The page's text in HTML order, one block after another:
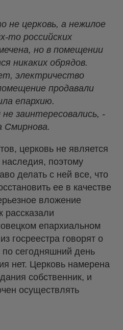
не церковь, а нежилое
то российских
но в помещении
никаких обрядов.
электричество
продавали
епархию.
заинтересовались, -
Смирнова.
церковь не является
наследия, поэтому
делать с ней все, что
ее в качестве
вложение
рассказали
епархиальном
госреестра говорят о
по сегодняшний день
нет. Церковь намерена
собственник, и
осуществлять